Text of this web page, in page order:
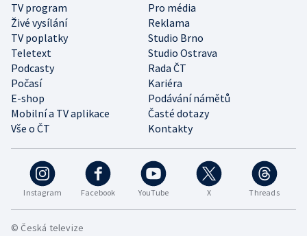
Instagram Facebook YouTube X Threads
TV program
Pro média
Živé vysílání
Reklama
TV poplatky
Studio Brno
Teletext
Studio Ostrava
Podcasty
Rada ČT
Počasí
Kariéra
E-shop
Podávání námětů
Mobilní a TV aplikace
Časté dotazy
Vše o ČT
Kontakty
© Česká televize